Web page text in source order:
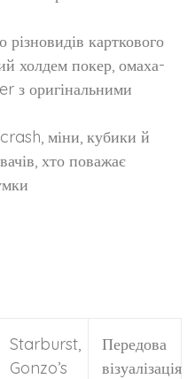
різновидів карткового
холдем покер, омаха-
з оригінальними
міни, кубики й
хто поважає
Starburst,
Gonzo’s
Передова
візуалізація